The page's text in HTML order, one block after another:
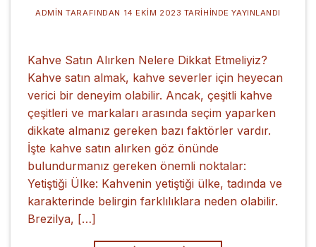
ADMIN TARAFINDAN 14 EKIM 2023 TARIHINDE YAYINLANDI
Kahve Satın Alırken Nelere Dikkat Etmeliyiz?
Kahve satın almak, kahve severler için heyecan
verici bir deneyim olabilir. Ancak, çeşitli kahve
çeşitleri ve markaları arasında seçim yaparken
dikkate almanız gereken bazı faktörler vardır.
İşte kahve satın alırken göz önünde
bulundurmanız gereken önemli noktalar:
Yetiştiği Ülke: Kahvenin yetiştiği ülke, tadında ve
karakterinde belirgin farklılıklara neden olabilir.
Brezilya, […]